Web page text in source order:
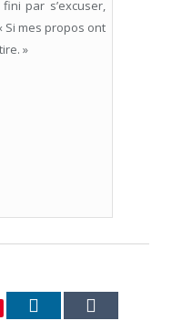
par s’excuser,
Si mes propos ont
»
LinkedIn